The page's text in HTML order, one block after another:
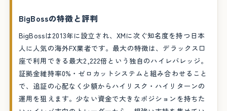
BigBossの特徴と評判
BigBossは2013年に設立され、XMに次ぐ知名度を持つ日本
人に人気の海外FX業者です。最大の特徴は、デラックス口
座で利用できる最大2,222倍という独自のハイレバレッジ。
証拠金維持率0%・ゼロカットシステムと組み合わせること
で、追証の心配なく少額からハイリスク・ハイリターンの
運用を狙えます。少ない資金で大きなポジションを持ちた